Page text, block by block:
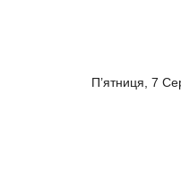
П’ятниця, 7